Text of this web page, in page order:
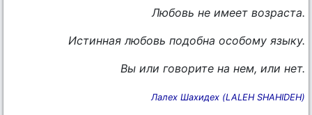
Любовь не имеет возраста.
Истинная любовь подобна особому языку.
Вы или говорите на нем, или нет.
Лалех Шахидех (LALEH SHAHIDEH)